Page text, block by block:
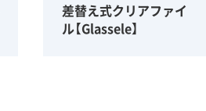
差替え式クリアファイ
ル【Glassele】